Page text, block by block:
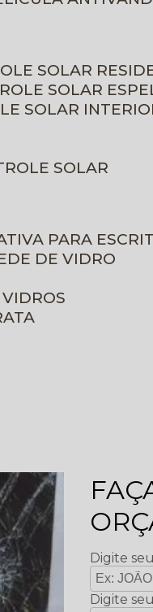
SOLAR
SOLAR
SOLAR
SOLAR
PARA
DE VIDRO
VIDROS
Digite
Digite